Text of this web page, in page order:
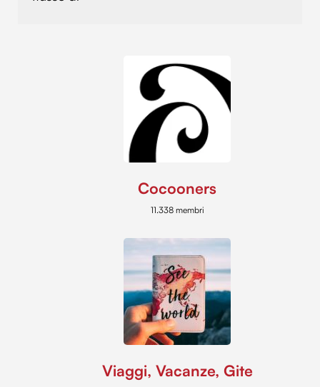
Cocooners
11.338 membri
Viaggi, Vacanze, Gite